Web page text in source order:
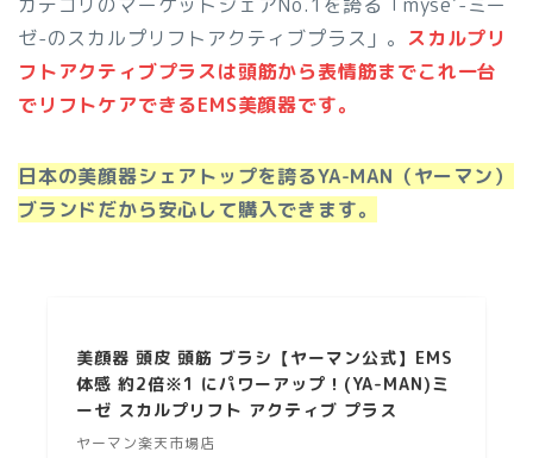
ゼ-のスカルプリフトアクティブプラス」。 スカルプリ
フトアクティブプラスは頭筋から表情筋までこれ一台
でリフトケアできるEMS美顔器です。
日本の美顔器シェアトップを誇るYA-MAN（ヤーマン）
ブランドだから安心して購入できます。
美顔器 頭皮 頭筋 ブラシ【ヤーマン公式】EMS
体感 約2倍※1 にパワーアップ！(YA-MAN)ミ
ーゼ スカルプリフト アクティブ プラス
ヤーマン楽天市場店